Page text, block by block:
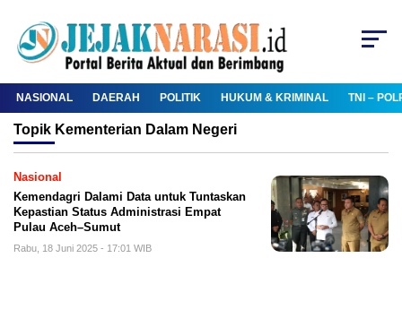
NASIONAL DAERAH POLITIK HUKUM & KRIMINAL TNI –
Topik Kementerian Dalam Negeri
Nasional
Kemendagri Dalami Data untuk Tuntaskan
Kepastian Status Administrasi Empat
Pulau Aceh–Sumut
Rabu, 18 Juni 2025 - 17:01 WIB